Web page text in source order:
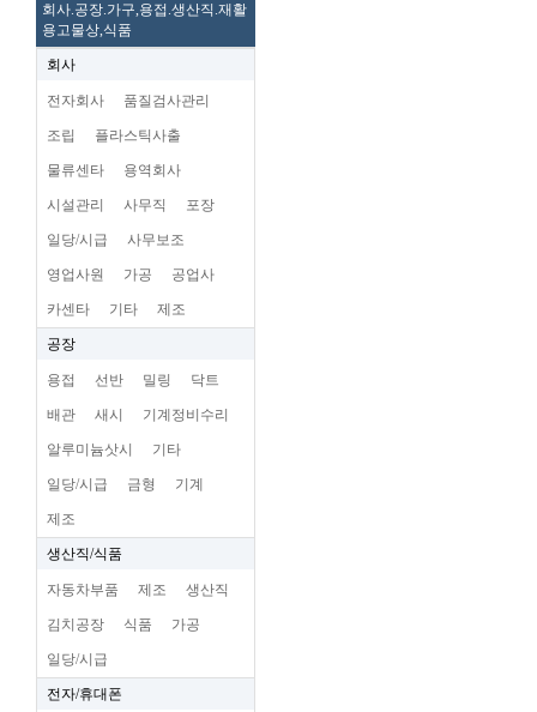
회사.공장.가구,용접.생산직.재활
용고물상,식품
회사
전자회사 품질검사관리
조립 플라스틱사출
물류센타 용역회사
시설관리 사무직 포장
일당/시급 사무보조
영업사원 가공 공업사
카센타 기타 제조
공장
용접 선반 밀링 닥트
배관 새시 기계정비수리
알루미늄삿시 기타
일당/시급 금형 기계
제조
생산직/식품
자동차부품 제조 생산직
김치공장 식품 가공
일당/시급
전자/휴대폰